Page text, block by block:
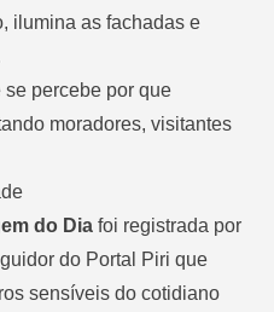
ilumina as fachadas e
percebe por que
moradores, visitantes
do Dia foi registrada por
do Portal Piri que
sensíveis do cotidiano